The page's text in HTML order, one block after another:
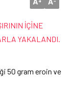
50 gram eroin ve